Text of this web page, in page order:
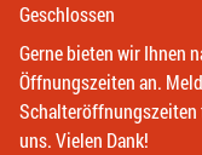
Geschlossen
Gerne bieten wir Ihnen
Öffnungszeiten an.
Schalteröffnungszeiten
uns. Vielen Dank!